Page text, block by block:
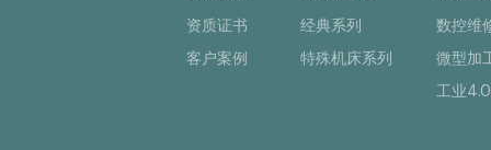
资质证书
客户案例
经典系列
特殊机床系列
数控维
微型加
工业4.0